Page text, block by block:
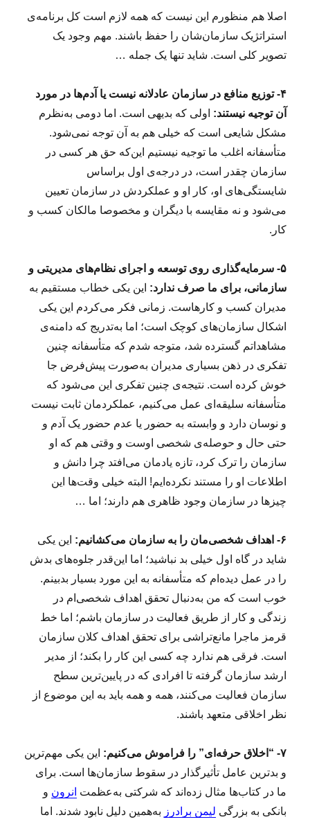
اصلا هم منظورم این نیست که همه لازم است کل برنامه‌ی
استراتژیک سازمان‌شان را حفظ باشند. مهم وجود یک
تصویر کلی است. شاید تنها یک جمله …
۴- توزیع منافع در سازمان عادلانه نیست یا آدم‌ها در مورد
آن توجیه نیستند: اولی که بدیهی است. اما دومی به‌نظرم
مشکل شایعی است که خیلی هم به آن توجه نمی‌شود.
متأسفانه اغلب ما توجیه نیستیم این‌که حق هر کسی در
سازمان چقدر است، در درجه‌ی اول براساس
شایستگی‌های او، کار او و عملکردش در سازمان تعیین
می‌شود و نه مقایسه با دیگران و مخصوصا مالکان کسب و
کار.
۵- سرمایه‌گذاری روی توسعه و اجرای نظام‌های مدیریتی و
سازمانی، برای ما صرف ندارد: این یکی خطاب مستقیم به
مدیران کسب و کارهاست. زمانی فکر می‌کردم این یکی
اشکال سازمان‌های کوچک است؛ اما به‌تدریج که دامنه‌ی
مشاهداتم گسترده شد، متوجه شدم که متأسفانه چنین
تفکری در ذهن بسیاری مدیران به‌صورت پیش‌فرض‌ جا
خوش کرده است. نتیجه‌ی چنین تفکری این می‌شود که
متأسفانه سلیقه‌ای عمل می‌کنیم، عملکردمان ثابت نیست
و نوسان دارد و وابسته به حضور یا عدم حضور یک آدم و
حتی حال و حوصله‌ی شخصی اوست و وقتی هم که او
سازمان را ترک کرد، تازه یادمان می‌افتد چرا دانش و
اطلاعات او را مستند نکرده‌ایم! البته خیلی وقت‌ها این
چیزها در سازمان وجود ظاهری هم دارند؛ اما …
۶- اهداف شخصی‌مان را به سازمان می‌کشانیم:
این یکی
شاید در گاه اول خیلی بد نباشید؛ اما این‌قدر جلوه‌های بدش
را در عمل دیده‌ام که متأسفانه به این مورد بسیار بدبینم.
خوب است که من به‌دنبال تحقق اهداف شخصی‌ام در
زندگی و کار از طریق فعالیت در سازمان باشم؛ اما خط
قرمز ماجرا مانع‌تراشی برای تحقق اهداف کلان سازمان
است. فرقی هم ندارد چه کسی این کار را بکند؛ از مدیر
ارشد سازمان گرفته تا افرادی که در پایین‌ترین سطح
سازمان فعالیت می‌کنند، همه و همه باید به این موضوع از
نظر اخلاقی متعهد باشند.
۷- “اخلاق حرفه‌ای” را فراموش می‌کنیم:
این یکی مهم‌ترین
و بدترین عامل تأثیرگذار در سقوط سازمان‌ها است. برای
ما در کتاب‌ها مثال زده‌اند که شرکتی به‌عظمت انرون و
بانکی به بزرگی لیمن برادرز به‌همین دلیل نابود شدند. اما